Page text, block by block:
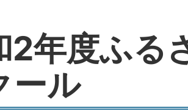
2年度ふる
ール